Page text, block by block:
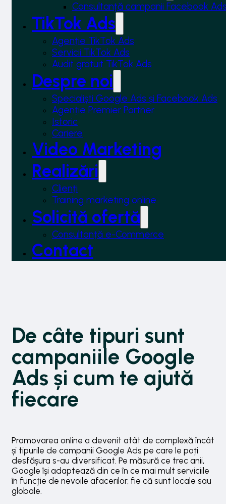
Consultanță campanii Facebook
TikTok Ads
Agenție TikTok Ads
Servicii TikTok Ads
Audit gratuit TikTok Ads
Despre noi
Specialiști Google Ads și Facebook Ads
Agenție Premier Partner
Istoric
Cariere
Video Marketing
Realizări
Clienți
Training marketing online
Solicită ofertă
Consultanță e-Commerce
Contact
De câte tipuri sunt
campaniile Google
Ads și cum te ajută
fiecare
Promovarea online a devenit atât de complexă încât
și tipurile de campanii Google Ads pe care le poți
desfășura s-au diversificat. Pe măsură ce trec anii,
Google își adaptează din ce în ce mai mult serviciile
în funcție de nevoile afacerilor, fie că sunt locale sau
globale.